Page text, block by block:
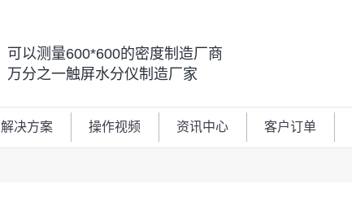
可以测量600*600的密度制造厂商
万分之一触屏水分仪制造厂家
解决方案 操作视频 资讯中心 客户订单